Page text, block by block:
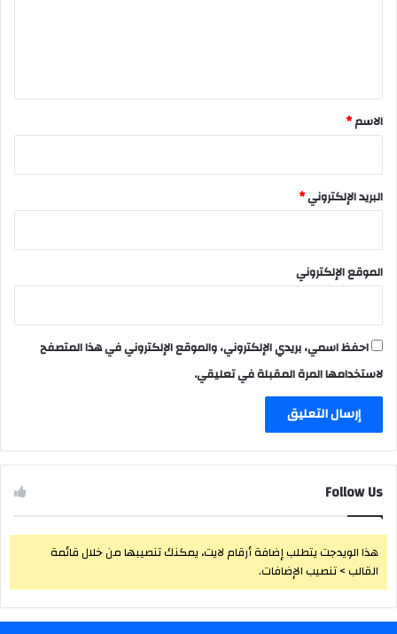
*
الاسم*
البريد الإلكتروني*
الموقع الإلكتروني
احفظ اسمي، بريدي الإلكتروني، والموقع الإلكتروني في هذا المتصفح
لاستخدامها المرة المقبلة في تعليقي.
Follow Us
هذا الويدجت يتطلب إضافة أرقام لايت، يمكنك تنصيبها من خلال قائمة
القالب > تنصيب الإضافات.